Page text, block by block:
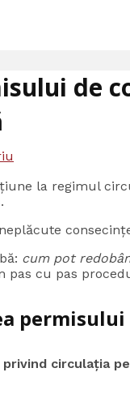
de
la regimul
cum pot
cu pas
permisului
privind circulația